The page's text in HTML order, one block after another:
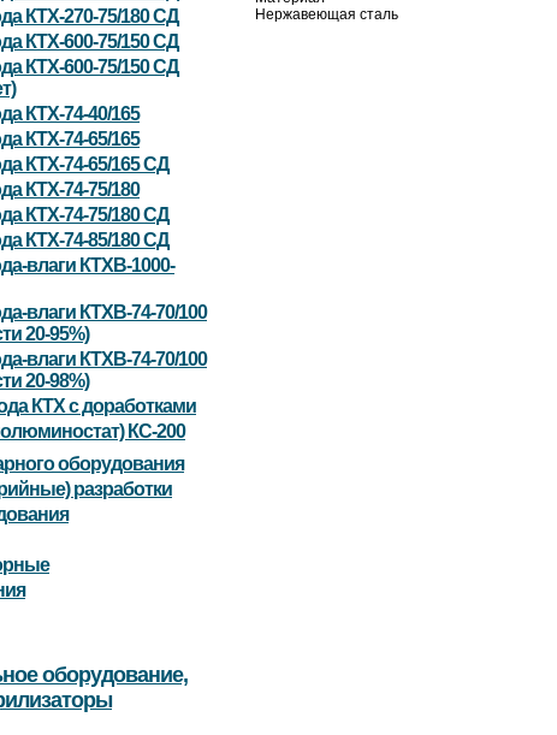
КТХ-270-75/180 СД
КТХ-600-75/150 СД
КТХ-600-75/150 СД
КТХ-74-40/165
КТХ-74-65/165
КТХ-74-65/165 СД
КТХ-74-75/180
КТХ-74-75/180 СД
КТХ-74-85/180 СД
влаги КТХВ-1000-
влаги КТХВ-74-70/100
20-95%)
влаги КТХВ-74-70/100
20-98%)
КТХ с доработками
КС-200
оборудования
разработки
оборудование,
Нержавеющая сталь